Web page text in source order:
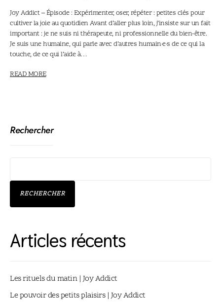
Joy Addict – Épisode : Expérimenter, oser, répéter : petites clés pour
cultiver la joie au quotidien Avant d’aller plus loin, j’insiste sur un fait
important : je ne suis ni thérapeute, ni professionnelle du bien-être.
Je suis une humaine, qui parle avec d’autres humain·e·s de ce qui la
touche, de ce qui l’aide à…
READ MORE
Rechercher
RECHERCHER
Articles récents
Les rituels du matin | Joy Addict
Le pouvoir des petits plaisirs | Joy Addict